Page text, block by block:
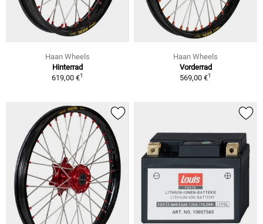
Haan Wheels
Hinterrad
619,00 €1
Haan Wheels
Vorderrad
569,00 €1